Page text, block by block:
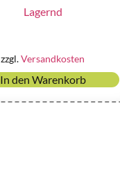
Lagernd
zzgl.Versandkosten
In den Warenkorb